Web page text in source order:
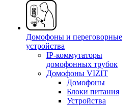
Домофоны и переговорные
устройства
IP-коммутаторы
домофонных трубок
Домофоны VIZIT
Домофоны
Блоки питания
Устройства